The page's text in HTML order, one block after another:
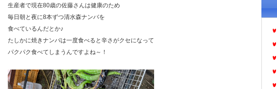
生産者で現在80歳の佐藤さんは健康のため
毎日朝と夜に8本ずつ清水森ナンバを
食べているんだとか♪
たしかに焼きナンバは一度食べると辛さがクセになって
パクパク食べてしまうんですよね～！